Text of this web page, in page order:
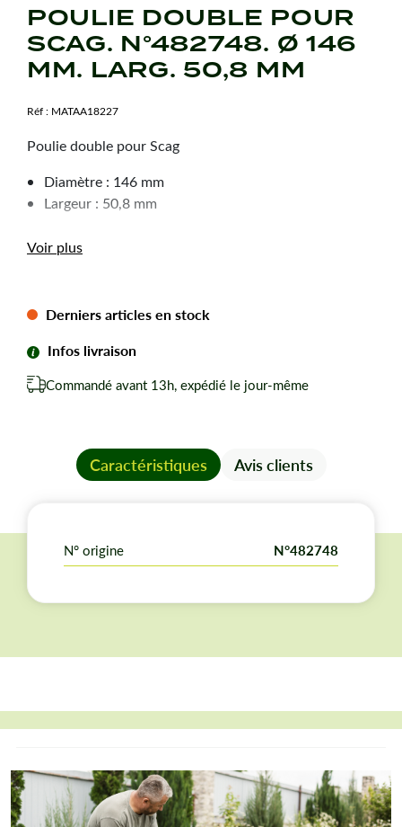
POULIE DOUBLE POUR
SCAG. N°482748. Ø 146
MM. LARG. 50,8 MM
Réf : MATAA18227
Poulie double pour Scag
Diamètre : 146 mm
Largeur : 50,8 mm
Voir plus
Derniers articles en stock
Infos livraison
Commandé avant 13h, expédié le jour-même
Caractéristiques Avis clients
N° origine N°482748